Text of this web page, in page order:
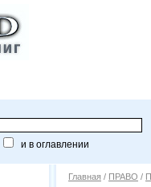
и в оглавлении
Главная / ПРАВО /